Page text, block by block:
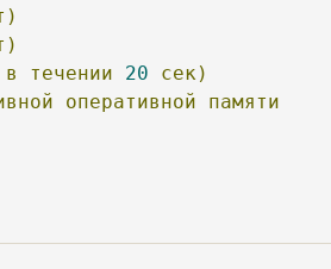
в
течении 20
сек)
оперативной памяти